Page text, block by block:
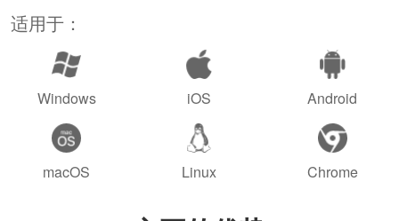
适用于：
Windows iOS Android
macOS Linux Chrome